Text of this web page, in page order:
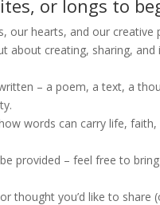
or longs to
our hearts, and our creative
about creating, sharing, and
– a poem, a text, a
words can carry life, faith,
provided – feel free to
thought you’d like to share